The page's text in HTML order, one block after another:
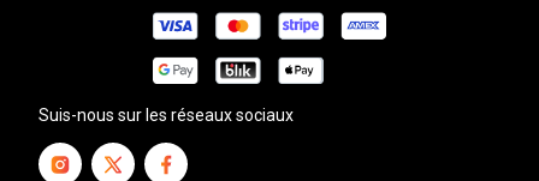
Suis-nous sur les réseaux sociaux